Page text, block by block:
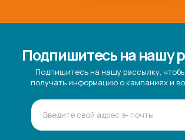
Подпишитесь на нашу
Подпишитесь на нашу рассылку,
получать информацию о кампаниях и